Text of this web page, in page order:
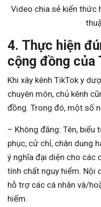
Video chia sẻ kiến thức
4. Thực hiện
cộng đồng của
Khi xây kênh TikTok y
chuyên môn, chủ kênh
đồng. Trong đó, một số
– Không đăng: Tên, biểu
phục, cử chỉ, chân dung
ý nghĩa đại diện cho các
tính chất nguy hiểm. Nội
hỗ trợ các cá nhân và/
hiểm.